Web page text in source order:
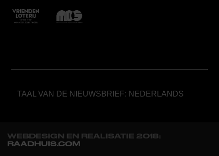
TAAL VAN DE NIEUWSBRIEF: NEDERLANDS
WEBDESIGN EN REALISATIE 2018:
RAADHUIS.COM